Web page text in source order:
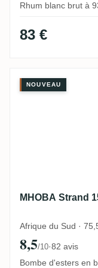
Rhum blanc brut à
83 €
MHOBA
NOUVEAU
MHOBA Strand
Afrique du Sud ·
8,5/10·82 avis
Bombe d'esters en